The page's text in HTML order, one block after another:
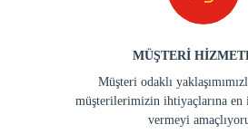
MÜŞTERİ
Müşteri odaklı
müşterilerimizin ihtiyaçlarına en
vermeyi